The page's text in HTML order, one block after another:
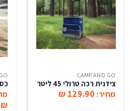
CAMP AND GO
צידנית רכה טרולי 45 ליטר
מחיר: 129.90 ₪
₪